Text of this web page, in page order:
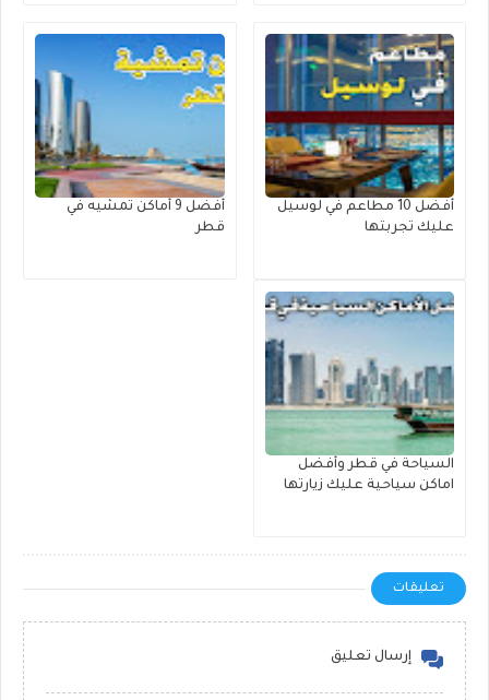
أفضل 10 مطاعم في لوسيل
عليك تجربتها
أفضل 9 أماكن تمشيه في
قطر
السياحة في قطر وأفضل
اماكن سياحية عليك زيارتها
تعليقات
إرسال تعليق